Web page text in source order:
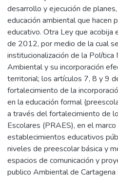
desarrollo y ejecución de
educación ambiental que hacen
educativo. Otra Ley que acobija
de 2012, por medio de la cual
institucionalización de la Política
Ambiental y su incorporación
territorial; los artículos 7, 8 y 9
fortalecimiento de la
en la educación formal
a través del fortalecimiento de
Escolares (PRAES), en el
establecimientos educativos
niveles de preescolar básica y
espacios de comunicación y
publico Ambiental de